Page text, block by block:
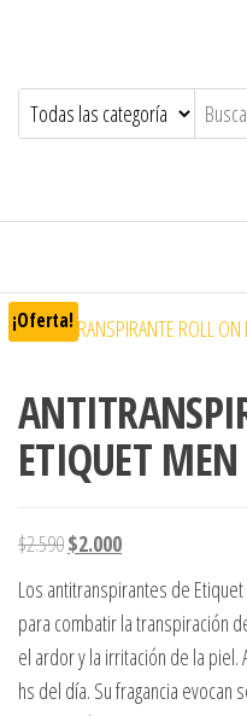
¡Oferta!
ETIQUET
$2.590El precio original era:
$2.000El precio actual es:
Los antitranspirantes de
para combatir la transpiración
el ardor y la irritación de la
hs del día. Su fragancia evocan